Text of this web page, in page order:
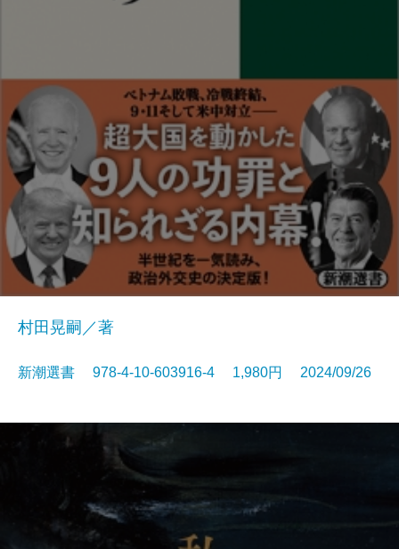
村田晃嗣／著
新潮選書 978-4-10-603916-4 1,980円 2024/09/26